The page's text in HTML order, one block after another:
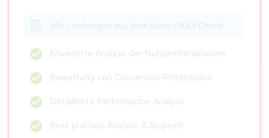
Erweiterte Analyse der Nutzerinteraktionen
Bewertung von Conversion-Potenzialen
Detaillierte Performance-Analyse
Best practice Analyse & Abgleich